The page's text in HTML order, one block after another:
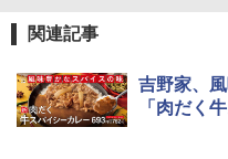
4
ジ
0℃ 1
関連記事
吉野家、
「肉だく